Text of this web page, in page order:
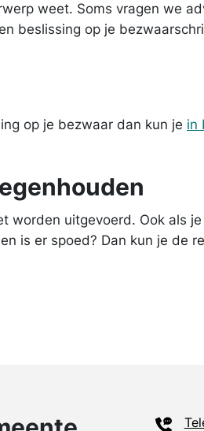
weet. Soms vragen we
beslissing op je
op je bezwaar dan kun je in
worden uitgevoerd. Ook als
is er spoed? Dan kun je de